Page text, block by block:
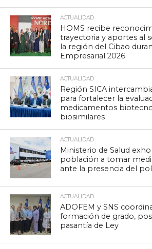
ACTUALIDAD
HOMS recibe
trayectoria y aportes al
la región del Cibao
Empresarial 2026
ACTUALIDAD
Región SICA
para fortalecer la
medicamentos
biosimilares
ACTUALIDAD
Ministerio de Salud
población a tomar
ante la presencia del
ACTUALIDAD
ADOFEM y SNS
formación de grado,
pasantía de Ley